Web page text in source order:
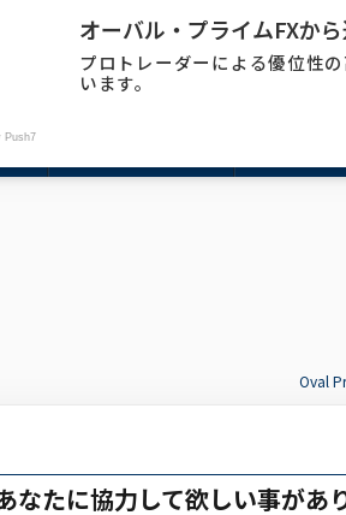
Oval
なたに協力して欲しい事があ
オーバル・プライムFXか
プロトレーダーによる優位性
います。
Push7